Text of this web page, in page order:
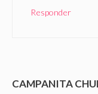
Responder
CAMPANITA